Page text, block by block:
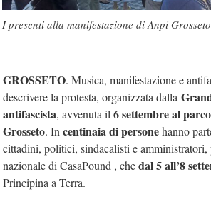
I presenti alla manifestazione di Anpi Grosseto
GROSSETO. Musica, manifestazione e
descrivere la protesta, organizzata dalla
antifascista, avvenuta il 6 settembre al
Grosseto. In centinaia di personehanno
cittadini, politici, sindacalisti e amministratori,
nazionale di CasaPound , chedal 5 all’8
Principina a Terra.